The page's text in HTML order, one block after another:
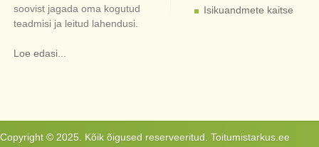
soovist jagada oma kogutud
teadmisi ja leitud lahendusi.
Loe edasi...
Isikuandmete kaitse
Copyright © 2025. Kõik õigused reserveeritud. Toitumistarkus.ee